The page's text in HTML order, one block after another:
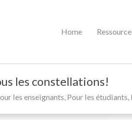
Home
les constellations!
les enseignants, Pour les étudiants,